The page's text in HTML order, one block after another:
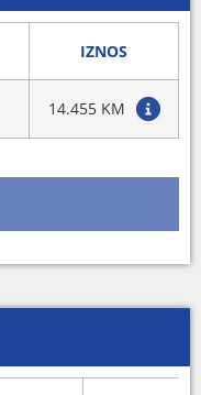
IZNOS
14.455 KM